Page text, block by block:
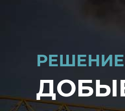
РЕШЕНИЕ